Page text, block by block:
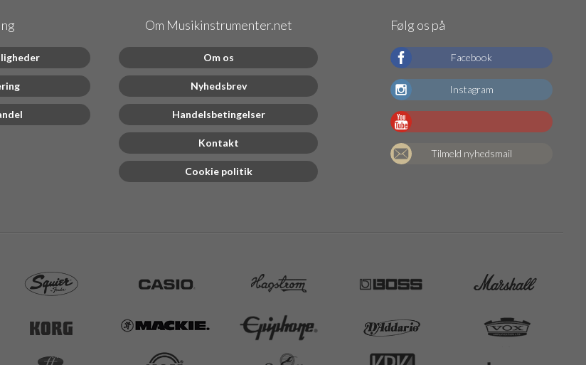
Om Musikinstrumenter.net
Om os
Nyhedsbrev
Handelsbetingelser
Kontakt
Cookie politik
Følg os på
Facebook
Instagram
Tilmeld nyhedsmail